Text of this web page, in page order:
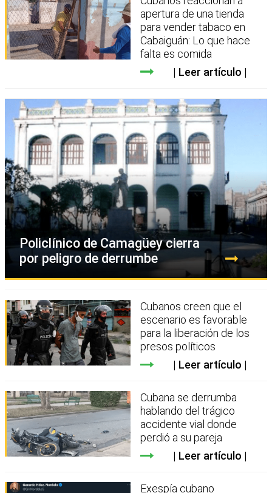
apertura de una tienda
para vender tabaco en
Cabaiguán: Lo que hace
falta es comida
Leer artículo
Policlínico de Camagüey cierra
por peligro de derrumbe
Cubanos creen que el
escenario es favorable
para la liberación de los
presos políticos
Leer artículo
Cubana se derrumba
hablando del trágico
accidente vial donde
perdió a su pareja
Leer artículo
Exespía cubano